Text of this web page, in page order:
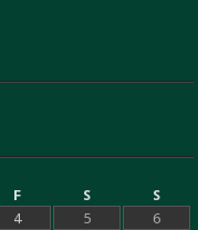
F S
S
4 5 6